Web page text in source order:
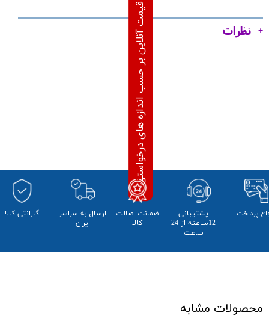
نظرات محاسبه قیمت آنلاین بر حسب اندازه های درخواستی
پرداخت
پشتیبانی
12ساعته از 24
ساعت
ضمانت اصالت
کالا
​ارسال به سراسر
ایران
​​گارانتی کالا
محصولات مشابه